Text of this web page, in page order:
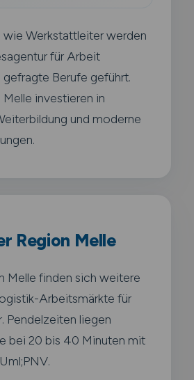
wie Werkstattleiter werden
für Arbeit
gefragte Berufe geführt.
investieren in
und moderne
Region Melle
Melle finden sich weitere
Arbeitsmärkte für
Pendelzeiten liegen
bei 20 bis 40 Minuten mit